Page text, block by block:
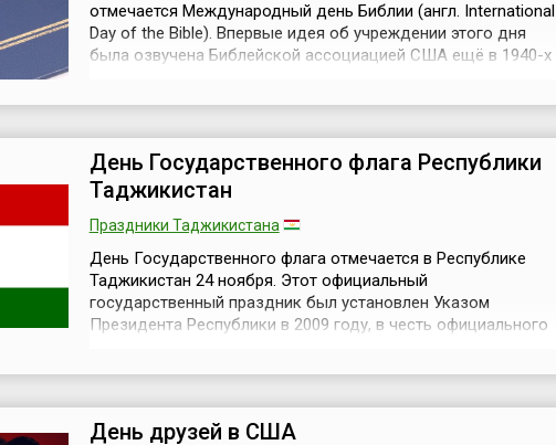
отмечается Международный день Библии (англ. International
Day of the Bible). Впервые идея об учреждении этого дня
была озвучена Библейской ассоциацией США ещё в 1940-х
Главной це...
День Государственного флага Республики
Таджикистан
Праздники Таджикистана
День Государственного флага отмечается в Республике
Таджикистан 24 ноября. Этот официальный
государственный праздник был установлен Указом
Президента Республики в 2009 году, в честь официального
(2:3:2) полос красного, белого и зелёного цветов....
День друзей в США